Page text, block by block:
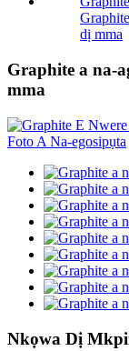
dị mma
Graphite a na-
mma
Nkọwa Dị